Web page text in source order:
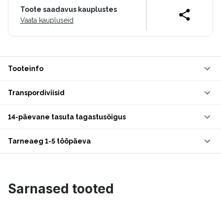
Toote saadavus kauplustes
Vaata kaupluseid
Tooteinfo
Transpordiviisid
14-päevane tasuta tagastusõigus
Tarneaeg 1-5 tööpäeva
Sarnased tooted